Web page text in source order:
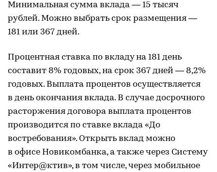
Минимальная сумма вклада — 15 тысяч
рублей. Можно выбрать срок размещения —
181 или 367 дней.
Процентная ставка по вкладу на 181 день
составит 8% годовых, на срок 367 дней — 8,2%
годовых. Выплата процентов осуществляется
в день окончания вклада. В случае досрочного
расторжения договора выплата процентов
производится по ставке вклада «До
востребования». Открыть вклад можно
в офисе Новикомбанка, а также через Систему
«Интер@ктив», в том числе, через мобильное